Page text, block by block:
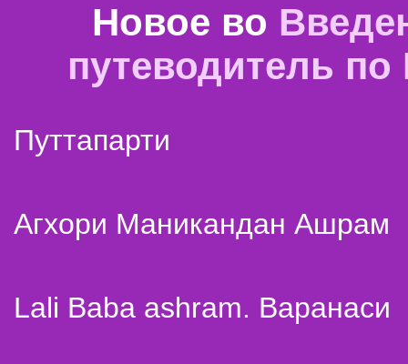
Новое во
путеводитель
Путтапарти
Агхори Маникандан Ашрам
Lali Baba ashram. Варанаси